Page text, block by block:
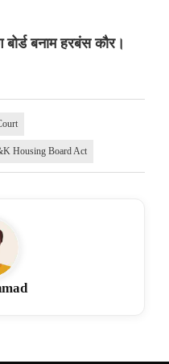
बनाम हरबंस कौर।
Housing Board Act